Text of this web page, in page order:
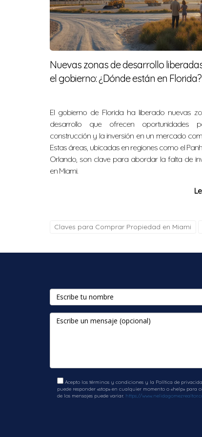
¿Cuánto puedo esperar recibir
Esto varía según el constructor y el
¿Necesito un agente
No es obligatorio, pero contar con un
No dudes en contactarme si
Aprovecha las oportunidades del
Nélida Gómez es una experta
proceso de compra, contáctame al
Nuevas zonas de desarrollo
el gobierno: ¿Dónde están en Florida?
El gobierno de Florida ha liberado nuevas
desarrollo que ofrecen oportunidades
construcción y la inversión en un mercado
Estas áreas, ubicadas en regiones como el
Orlando, son clave para abordar la falta de
en Miami.
Claves para Comprar Propiedad en Miami
Acepto los términos y condiciones y la Política de
puede responder «stop» en cualquier momento o «help»
de los mensajes puede variar. https://